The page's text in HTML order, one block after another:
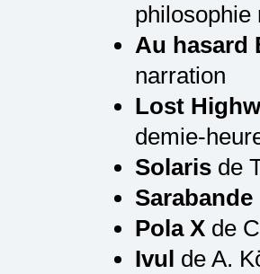
philosophie
Au hasard
narration
Lost
demie-
Solarisde
Sarabande
Pola Xde
Ivul de A.